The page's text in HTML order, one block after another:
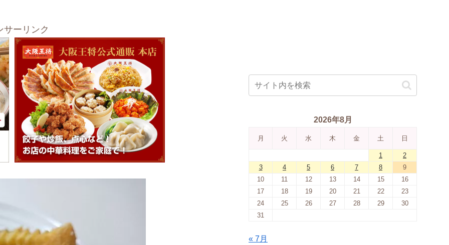
サーリンク
2026年8月
月 火 水 木 金 土 日
1
2
3
4 5 6 7 8
9
10
11 12 13 14 15
16
17
18 19 20 21 22
23
24
25 26 27 28 29
30
31
« 7月